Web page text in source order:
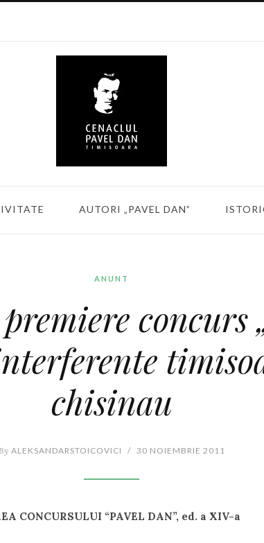
AUTORI „PAVEL DAN”
ANUNT
concurs
chisinau
By ALEKSANDARSTOICOVICI / 30 NOIEMBRIE 2011
CONCURSULUI “PAVEL DAN”, ed. a XIV-a